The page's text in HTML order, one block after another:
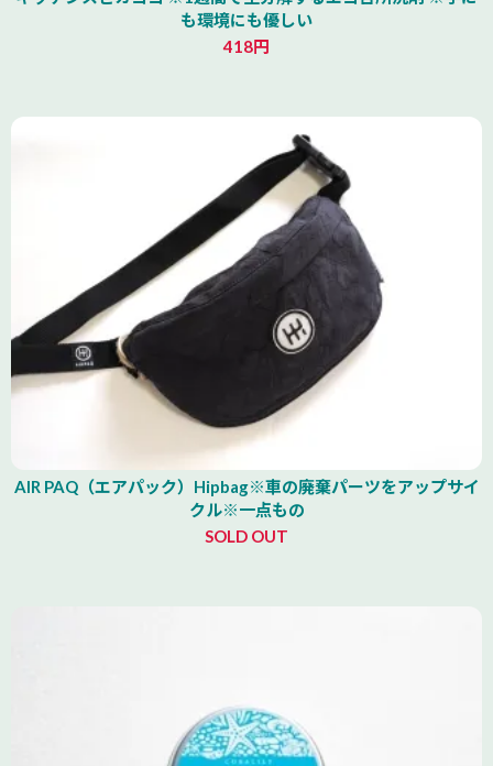
も環境にも優しい
418円
AIR PAQ（エアパック）Hipbag※車の廃棄パーツをアップサイ
クル※一点もの
SOLD OUT